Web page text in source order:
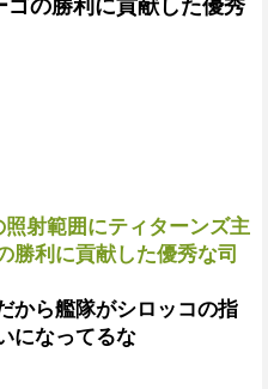
の勝利に貢献した優秀
射範囲にティターンズ主
勝利に貢献した優秀な司
から艦隊がシロッコの指
になってるな